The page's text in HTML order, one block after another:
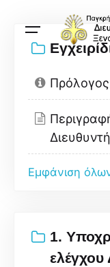
Πρόλογος
Εμφάνιση
1.
ελέγχου